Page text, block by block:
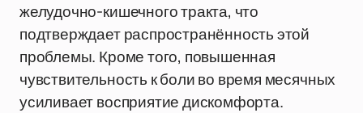
желудочно-кишечного тракта, что
подтверждает распространённость этой
проблемы. Кроме того, повышенная
чувствительность к боли во время месячных
усиливает восприятие дискомфорта.